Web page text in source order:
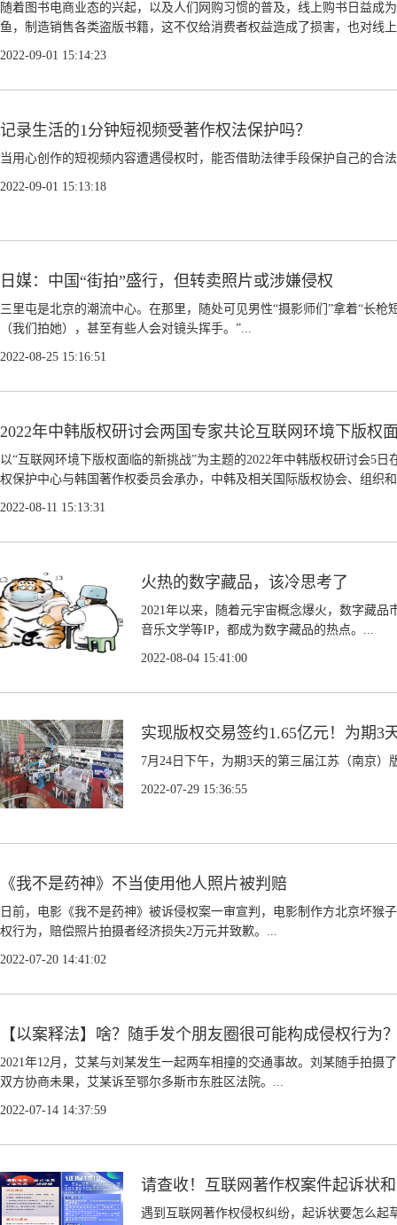
随着图书电商业态的兴起，以及人们网购习惯的普及，线上购书日益成
鱼，制造销售各类盗版书籍，这不仅给消费者权益造成了损害，也对线
2022-09-01 15:14:23
记录生活的1分钟短视频受著作权法保护吗？
当用心创作的短视频内容遭遇侵权时，能否借助法律手段保护自己的
2022-09-01 15:13:18
日媒：中国“街拍”盛行，但转卖照片或涉嫌侵权
三里屯是北京的潮流中心。在那里，随处可见男性“摄影师们”拿着“长
（我们拍她），甚至有些人会对镜头挥手。”...
2022-08-25 15:16:51
2022年中韩版权研讨会两国专家共论互联网环境下版权
以“互联网环境下版权面临的新挑战”为主题的2022年中韩版权研讨会5
权保护中心与韩国著作权委员会承办，中韩及相关国际版权协会、组织
2022-08-11 15:13:31
火热的数字藏品，该冷思考了
2021年以来，随着元宇宙概念爆火，数字藏
音乐文学等IP，都成为数字藏品的热点。...
2022-08-04 15:41:00
实现版权交易签约1.65亿元！为期3
7月24日下午，为期3天的第三届江苏（南京
2022-07-29 15:36:55
《我不是药神》不当使用他人照片被判赔
日前，电影《我不是药神》被诉侵权案一审宣判，电影制作方北京坏
权行为，赔偿照片拍摄者经济损失2万元并致歉。...
2022-07-20 14:41:02
【以案释法】啥？随手发个朋友圈很可能构成侵权行为
2021年12月，艾某与刘某发生一起两车相撞的交通事故。刘某随手拍
双方协商未果，艾某诉至鄂尔多斯市东胜区法院。...
2022-07-14 14:37:59
请查收！互联网著作权案件起诉状
遇到互联网著作权侵权纠纷，起诉状要怎么起